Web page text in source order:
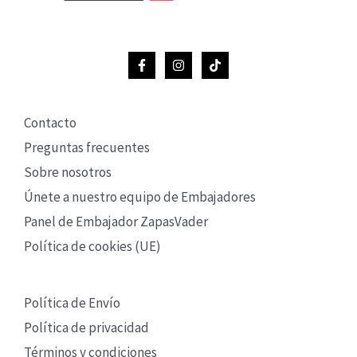
Contacto
Preguntas frecuentes
Sobre nosotros
Únete a nuestro equipo de Embajadores
Panel de Embajador ZapasVader
Política de cookies (UE)
Política de Envío
Política de privacidad
Términos y condiciones